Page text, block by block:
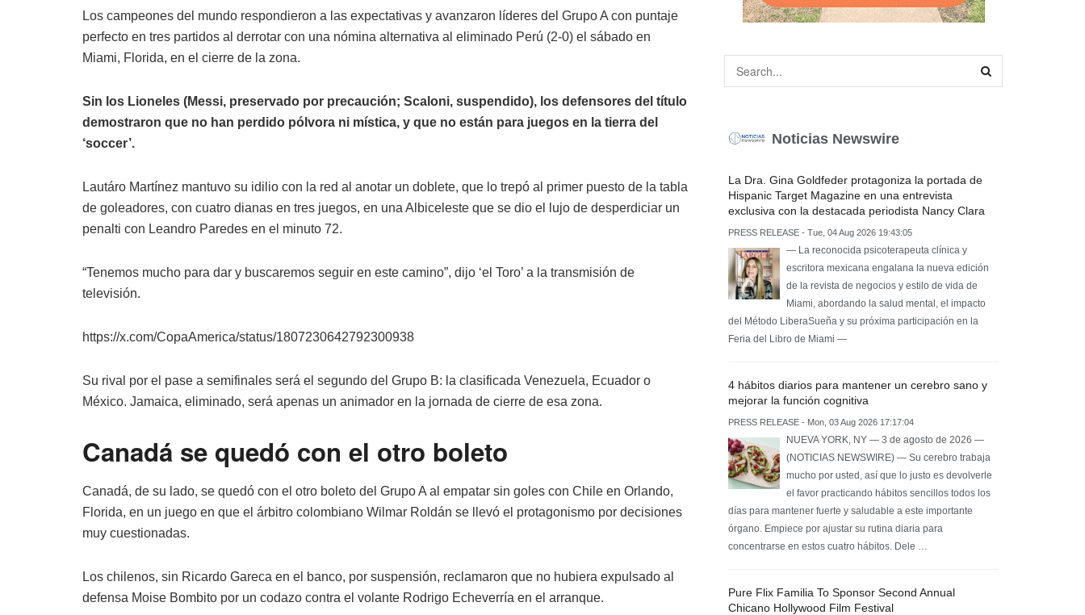
Los campeones del mundo respondieron a las expectativas y avanzaron líderes del Grupo A con puntaje
perfecto en tres partidos al derrotar con una nómina alternativa al eliminado Perú (2-0) el sábado en
Miami, Florida, en el cierre de la zona.
Sin los Lioneles (Messi, preservado por precaución; Scaloni, suspendido), los defensores del título
demostraron que no han perdido pólvora ni mística, y que no están para juegos en la tierra del
‘soccer’.
Lautáro Martínez mantuvo su idilio con la red al anotar un doblete, que lo trepó al primer puesto de la tabla
de goleadores, con cuatro dianas en tres juegos, en una Albiceleste que se dio el lujo de desperdiciar un
penalti con Leandro Paredes en el minuto 72.
“Tenemos mucho para dar y buscaremos seguir en este camino”, dijo ‘el Toro’ a la transmisión de
televisión.
https://x.com/CopaAmerica/status/1807230642792300938
Su rival por el pase a semifinales será el segundo del Grupo B: la clasificada Venezuela, Ecuador o
México. Jamaica, eliminado, será apenas un animador en la jornada de cierre de esa zona.
Canadá se quedó con el otro boleto
Canadá, de su lado, se quedó con el otro boleto del Grupo A al empatar sin goles con Chile en Orlando,
Florida, en un juego en que el árbitro colombiano Wilmar Roldán se llevó el protagonismo por decisiones
muy cuestionadas.
Los chilenos, sin Ricardo Gareca en el banco, por suspensión, reclamaron que no hubiera expulsado al
defensa Moise Bombito por un codazo contra el volante Rodrigo Echeverría en el arranque.
Noticias Newswire
La Dra. Gina Goldfeder protagoniza la portada de
Hispanic Target Magazine en una entrevista
exclusiva con la destacada periodista Nancy Clara
PRESS RELEASE - Tue, 04 Aug 2026 19:43:05
— La reconocida psicoterapeuta clínica y
escritora mexicana engalana la nueva edición
de la revista de negocios y estilo de vida de
Miami, abordando la salud mental, el impacto
del Método LiberaSueña y su próxima participación en la
Feria del Libro de Miami —
4 hábitos diarios para mantener un cerebro sano y
mejorar la función cognitiva
PRESS RELEASE - Mon, 03 Aug 2026 17:17:04
NUEVA YORK, NY — 3 de agosto de 2026 —
(NOTICIAS NEWSWIRE) — Su cerebro trabaja
mucho por usted, así que lo justo es devolverle
el favor practicando hábitos sencillos todos los
días para mantener fuerte y saludable a este importante
órgano. Empiece por ajustar su rutina diaria para
concentrarse en estos cuatro hábitos. Dele …
Pure Flix Familia To Sponsor Second Annual
Chicano Hollywood Film Festival